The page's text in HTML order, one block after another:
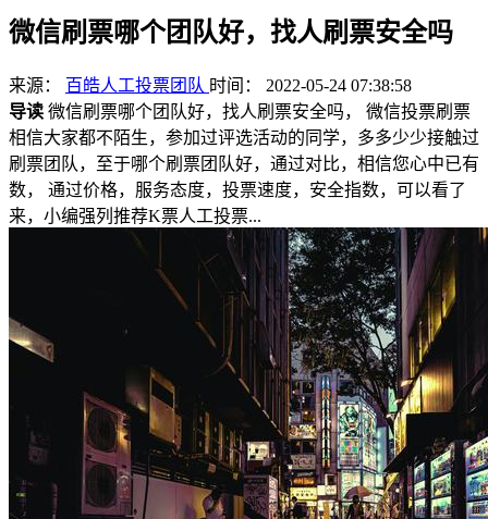
微信刷票哪个团队好，找人刷票安全吗
来源： 百皓人工投票团队 时间： 2022-05-24 07:38:58
导读 微信刷票哪个团队好，找人刷票安全吗， 微信投票刷票
相信大家都不陌生，参加过评选活动的同学，多多少少接触过
刷票团队，至于哪个刷票团队好，通过对比，相信您心中已有
数， 通过价格，服务态度，投票速度，安全指数，可以看了
来，小编强列推荐K票人工投票...